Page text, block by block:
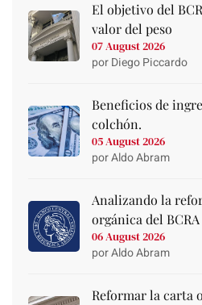
El objetivo del
valor del peso
07 August 2026
por Diego Piccardo
Beneficios de
colchón.
05 August 2026
por Aldo Abram
Analizando la
orgánica del BCRA
06 August 2026
por Aldo Abram
Reformar la carta